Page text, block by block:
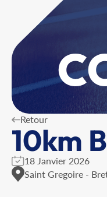
Retour
10km
18 Janvier 2026
Saint Gregoire -